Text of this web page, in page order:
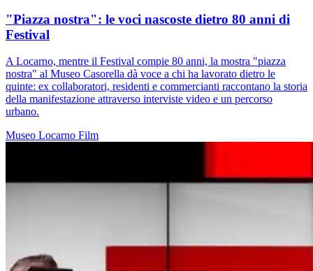
"Piazza nostra": le voci nascoste dietro 80 anni di
Festival
A Locarno, mentre il Festival compie 80 anni, la mostra "piazza
nostra" al Museo Casorella dà voce a chi ha lavorato dietro le
quinte: ex collaboratori, residenti e commercianti raccontano la storia
della manifestazione attraverso interviste video e un percorso
urbano.
Museo Locarno Film